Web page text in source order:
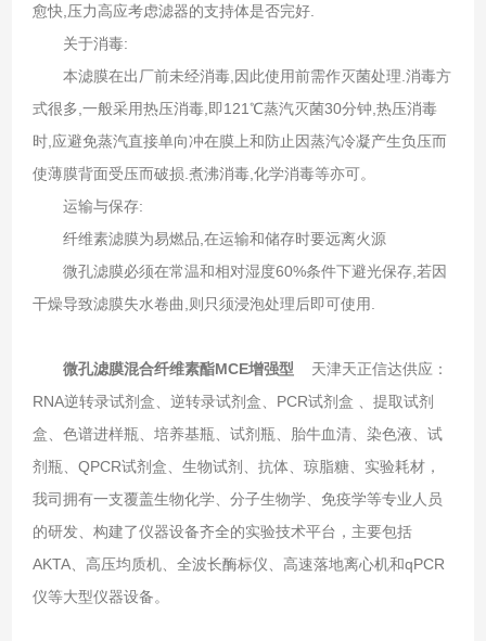
愈快,压力高应考虑滤器的支持体是否完好.
关于消毒:
本滤膜在出厂前未经消毒,因此使用前需作灭菌处理.消毒方
式很多,一般采用热压消毒,即121℃蒸汽灭菌30分钟,热压消毒
时,应避免蒸汽直接单向冲在膜上和防止因蒸汽冷凝产生负压而
使薄膜背面受压而破损.煮沸消毒,化学消毒等亦可。
运输与保存:
纤维素滤膜为易燃品,在运输和储存时要远离火源
微孔滤膜必须在常温和相对湿度60%条件下避光保存,若因
干燥导致滤膜失水卷曲,则只须浸泡处理后即可使用.
微孔滤膜混合纤维素酯MCE增强型
天津天正信达供应：
RNA逆转录试剂盒、逆转录试剂盒、PCR试剂盒 、提取试剂
盒、色谱进样瓶、培养基瓶、试剂瓶、胎牛血清、染色液、试
剂瓶、QPCR试剂盒、生物试剂、抗体、琼脂糖、实验耗材，
我司拥有一支覆盖生物化学、分子生物学、免疫学等专业人员
的研发、构建了仪器设备齐全的实验技术平台，主要包括
AKTA、高压均质机、全波长酶标仪、高速落地离心机和qPCR
仪等大型仪器设备。